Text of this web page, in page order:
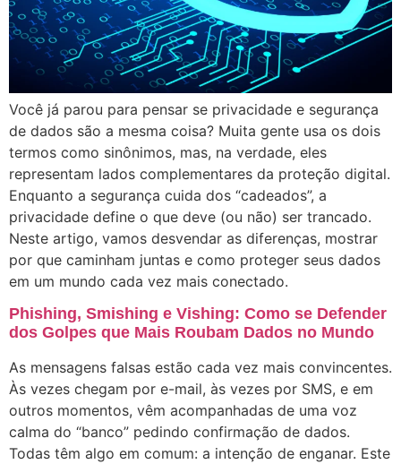
Você já parou para pensar se privacidade e segurança
de dados são a mesma coisa? Muita gente usa os dois
termos como sinônimos, mas, na verdade, eles
representam lados complementares da proteção digital.
Enquanto a segurança cuida dos “cadeados”, a
privacidade define o que deve (ou não) ser trancado.
Neste artigo, vamos desvendar as diferenças, mostrar
por que caminham juntas e como proteger seus dados
em um mundo cada vez mais conectado.
Phishing, Smishing e Vishing: Como se Defender
dos Golpes que Mais Roubam Dados no Mundo
As mensagens falsas estão cada vez mais convincentes.
Às vezes chegam por e-mail, às vezes por SMS, e em
outros momentos, vêm acompanhadas de uma voz
calma do “banco” pedindo confirmação de dados.
Todas têm algo em comum: a intenção de enganar. Este